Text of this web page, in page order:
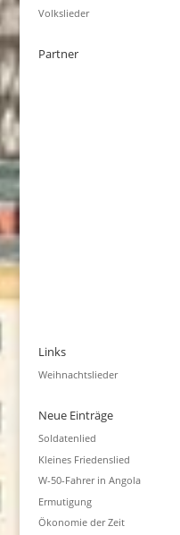
Volkslieder
Partner
Links
Weihnachtslieder
Neue Einträge
Soldatenlied
Kleines Friedenslied
W-50-Fahrer in Angola
Ermutigung
Ökonomie der Zeit